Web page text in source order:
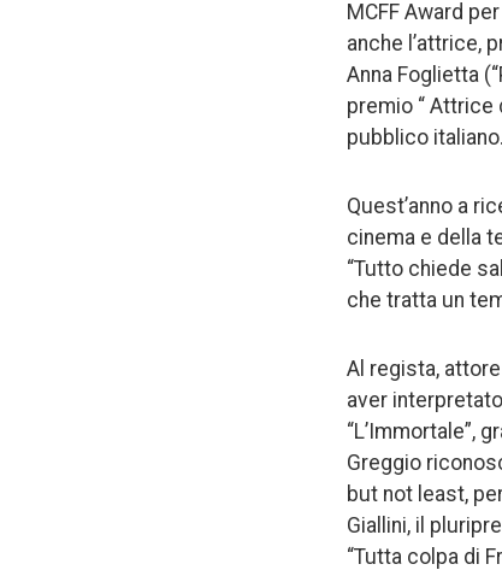
MCFF Award
anche l’attrice,
Anna Foglietta
premio “ Attrice
pubblico italiano.
Quest’anno a
cinema e della
“Tutto chiede
che tratta un
Al regista,
aver
“L’Immortale”,
Greggio
but not least,
Giallini, il
“Tutta colpa di